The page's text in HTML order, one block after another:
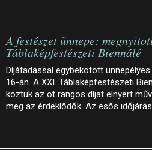
A festészet ünnepe:
Táblaképfestészeti Biennálé
Díjátadással egybekötött
16-án. A XXI. Táblaképfestészeti
köztük az öt rangos díjat elnyert
meg az érdeklődők. Az esős